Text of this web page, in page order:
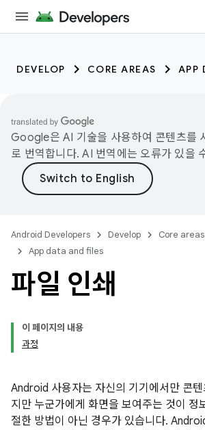
DEVELOP CORE AREAS APP
Google은 AI 기술을 사용하여 콘텐츠를
로 번역합니다. AI 번역에는 오류가 있을
Android Developers Develop
Core areas
App data and files
파일 인쇄
이 페이지의 내용
과정
Android 사용자는 자신의 기기에서만 콘
지만 누군가에게 화면을 보여주는 것이 정
절한 방법이 아닌 경우가 있습니다.